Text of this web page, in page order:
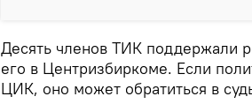
Десять членов ТИК поддержали
его в Центризбиркоме. Если
ЦИК, оно может обратиться в